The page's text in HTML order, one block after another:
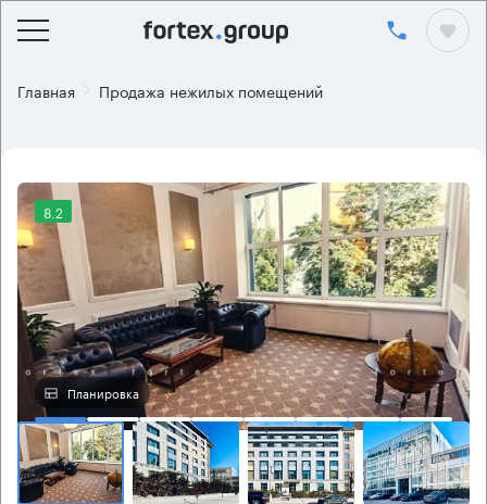
Главная Продажа нежилых помещений
8.2
Планировка